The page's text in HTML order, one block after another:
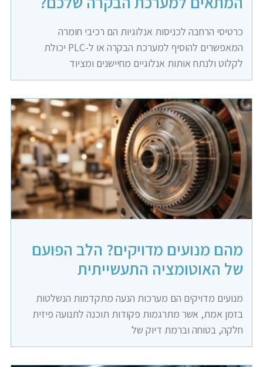
כרטיסי הרחבה לכניסות אנלוגיות הם רכיבי חומרה
המאפשרים להוסיף למערכת הבקרה או ל-PLC יכולת
לקלוט ולנתח אותות אנלוגיים מחיישנים ומציוד
מהם מנועים מדויקים? הלב הפועם
של האוטומציה התעשייתית
מנועים מדויקים הם מערכות הנעה מתקדמות הנשלטות
בזמן אמת, אשר מתרגמות פקודות תוכנה לתנועה פיזית
חלקה, בטוחה וברמת דיוק של